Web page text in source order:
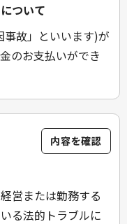
ついて
故」といいます)が
のお支払いができ
内容を確認
営または勤務する
る法的トラブルに